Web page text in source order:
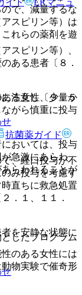
で、減量するな
スピリン等）は
れらの薬剤を遊
注意し、少量か
がら慎重に投与
おいては、投与
急激にあらわ
らわれることが
のある女性には
物実験で催奇形
スピリン等）、
ある患者〔８．
る女性〔９．５
、経口投与が不
み投与を考慮す
直ちに救急処置
．１、１１．
を安静な状態に
せ
抗菌薬ガイド
したプログラム
せ